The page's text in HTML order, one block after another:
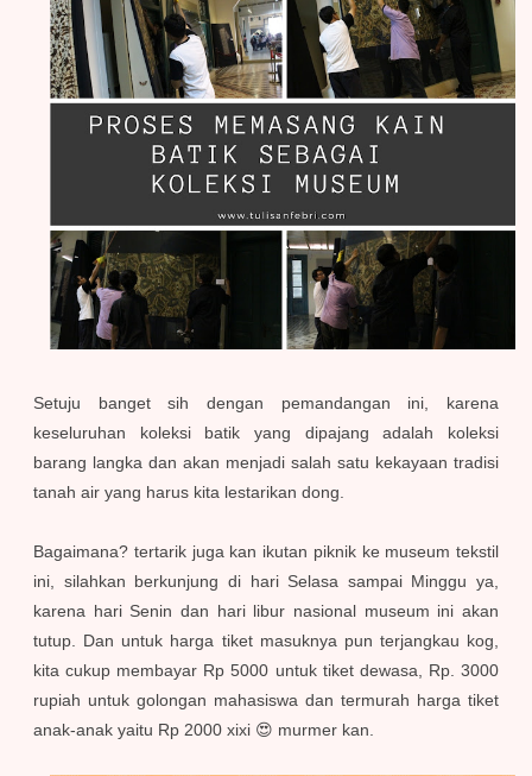
Setuju banget sih dengan pemandangan ini, karena
keseluruhan koleksi batik yang dipajang adalah koleksi
barang langka dan akan menjadi salah satu kekayaan tradisi
tanah air yang harus kita lestarikan dong.
Bagaimana? tertarik juga kan ikutan piknik ke museum tekstil
ini, silahkan berkunjung di hari Selasa sampai Minggu ya,
karena hari Senin dan hari libur nasional museum ini akan
tutup. Dan untuk harga tiket masuknya pun terjangkau kog,
kita cukup membayar Rp 5000 untuk tiket dewasa, Rp. 3000
rupiah untuk golongan mahasiswa dan termurah harga tiket
anak-anak yaitu Rp 2000 xixi 😍 murmer kan.